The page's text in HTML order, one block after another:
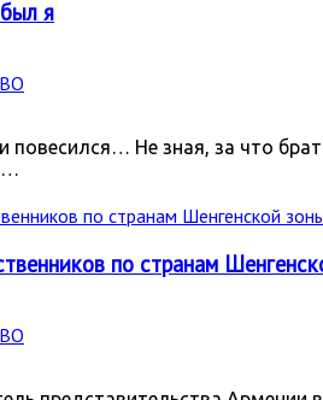
я
Не зная, за что
по странам